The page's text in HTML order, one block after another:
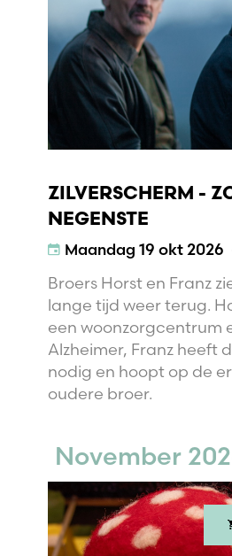
ZILVERSCHERM -
NEGENSTE
Maandag 19 okt 2026
Broers Horst en Franz
lange tijd weer terug.
een woonzorgcentrum
Alzheimer, Franz heeft
nodig en hoopt op de
oudere broer.
November